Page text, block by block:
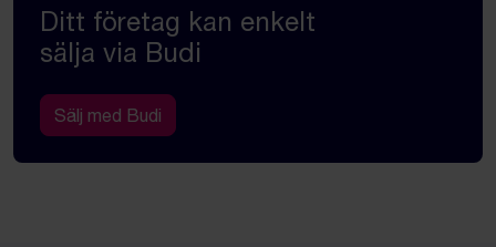
Ditt företag kan enkelt
sälja via Budi
Sälj med Budi